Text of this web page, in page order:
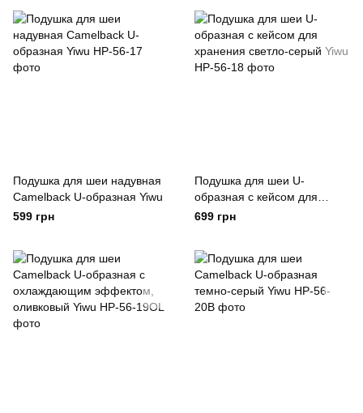
Подушка для шеи надувная
Camelback U-образная Yiwu
599 грн
Подушка для шеи U-
образная с кейсом для
хранения светло-серый Yiwu
699 грн